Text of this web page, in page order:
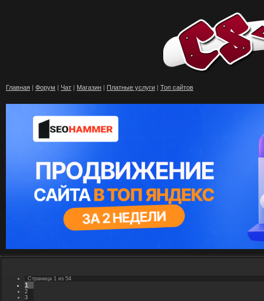
Главная | Форум | Чат | Магазин | Платные услуги | Топ сайтов
Страница 1 из 54
1
2
3